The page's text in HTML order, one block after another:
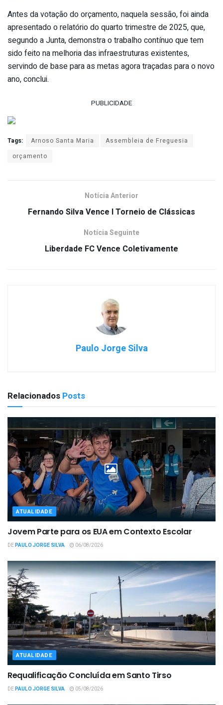
Antes da votação do orçamento, naquela sessão, foi ainda
apresentado o relatório do quarto trimestre de 2025, que,
segundo a Junta, demonstra o trabalho contínuo que tem
sido feito na melhoria das infraestruturas existentes,
servindo de base para as metas agora traçadas para o novo
ano, conclui.
PUBLICIDADE
Tags: Arnoso Santa Maria
Assembleia de Freguesia
orçamento
Notícia Anterior
Fernando Silva Vence I Torneio de Clássicas
Notícia Seguinte
Liberdade FC Vence Coletivamente
Paulo Jorge Silva
Relacionados Posts
ATUALIDADE
Jovem Parte para os EUA em Contexto Escolar
DEPAULO JORGE SILVA 06/08/2026
ATUALIDADE
Requalificação Concluída em Santo Tirso
DEPAULO JORGE SILVA 05/08/2026